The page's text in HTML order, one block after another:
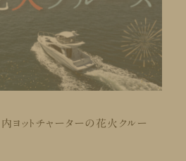
ヨットチャーターの花火クルー